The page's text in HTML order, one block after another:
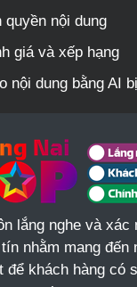
quyền nội dung
giá và xếp hạng
nội dung bằng AI
lắng nghe và xác
nhằm mang đến
để khách hàng có